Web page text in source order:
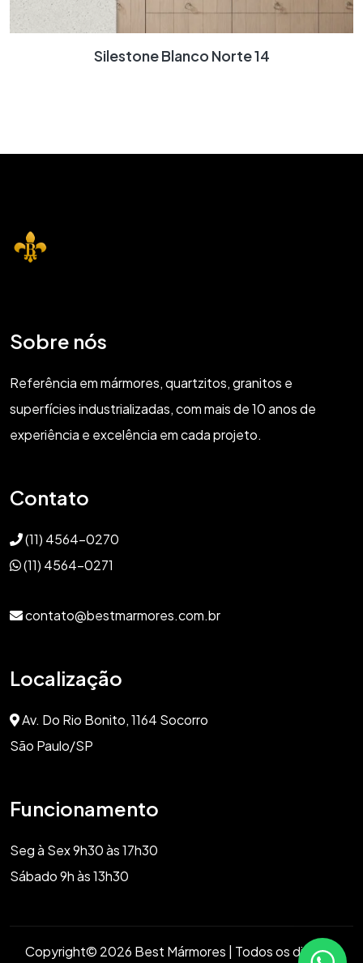
Silestone Blanco Norte 14
Sobre nós
Referência em mármores, quartzitos, granitos e
superfícies industrializadas, com mais de 10 anos de
experiência e excelência em cada projeto.
Contato
(11) 4564-0270
(11) 4564-0271
contato@bestmarmores.com.br
Localização
Av. Do Rio Bonito, 1164 Socorro
São Paulo/SP
Funcionamento
Seg à Sex 9h30 às 17h30
Sábado 9h às 13h30
Copyright© 2026 Best Mármores | Todos os direitos